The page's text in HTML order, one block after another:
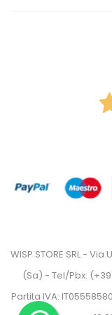
WISP STORE SRL -
(Sa) - Tel/Pbx:
Partita IVA: